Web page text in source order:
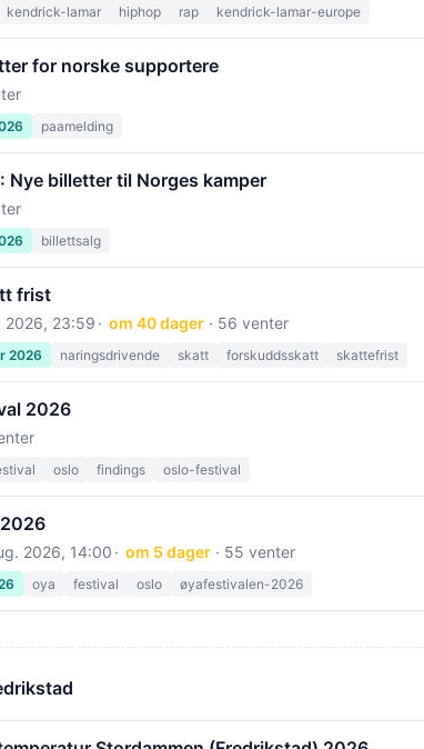
kendrick-lamar hiphop rap kendrick-lamar-europe
for norske supportere
paamelding
Nye billetter til Norges kamper
billettsalg
frist
2026, 23:59 om 40 dager· 56 venter
2026 naringsdrivende skatt forskuddsskatt skattefrist
2026
oslo findings oslo-festival
2026, 14:00 om 5 dager· 55 venter
oya festival oslo øyafestivalen-2026